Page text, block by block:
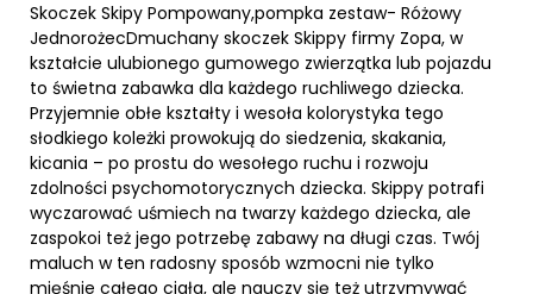
Skoczek Skipy Pompowany,pompka zestaw- Różowy
JednorożecDmuchany skoczek Skippy firmy Zopa, w
kształcie ulubionego gumowego zwierzątka lub pojazdu
to świetna zabawka dla każdego ruchliwego dziecka.
Przyjemnie obłe kształty i wesoła kolorystyka tego
słodkiego koleżki prowokują do siedzenia, skakania,
kicania – po prostu do wesołego ruchu i rozwoju
zdolności psychomotorycznych dziecka. Skippy potrafi
wyczarować uśmiech na twarzy każdego dziecka, ale
zaspokoi też jego potrzebę zabawy na długi czas. Twój
maluch w ten radosny sposób wzmocni nie tylko
mięśnie całego ciała, ale nauczy się też utrzymywać